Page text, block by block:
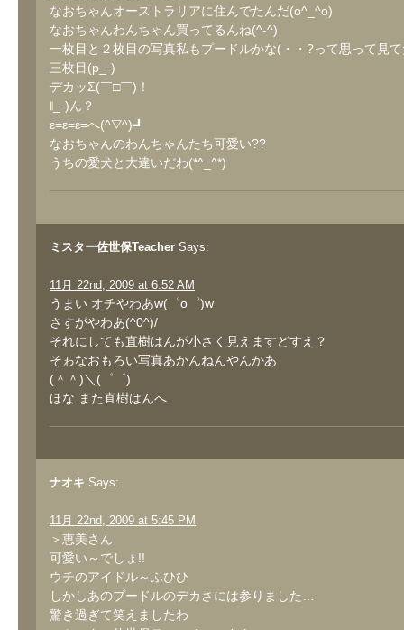
なおちゃんオーストラリアに住んでたんだ(o^_^o)
なおちゃんわんちゃん買ってるんね(^-^)
一枚目と２枚目の写真私もプードルかな(・・?って思って見
三枚目(p_-)
デカッΣ(￣□￣)！
∥_-)ん？
ε=ε=ε=へ(^▽^)┛
なおちゃんのわんちゃんたち可愛い??
うちの愛犬と大違いだわ(*^_^*)
ミスター佐世保Teacher Says:
11月 22nd, 2009 at 6:52 AM
うまい オチやわあw(゜o゜)w
さすがやわあ(^0^)/
それにしても直樹はんが小さく見えますどすえ？
そゎなおもろい写真あかんねんやんかあ
(＾＾)＼(゜゜)
ほな また直樹はんへ
ナオキ Says:
11月 22nd, 2009 at 5:45 PM
＞恵美さん
可愛い～でしょ!!
ウチのアイドル～ふひひ
しかしあのプードルのデカさには参りました…
驚き過ぎて笑えましたわ